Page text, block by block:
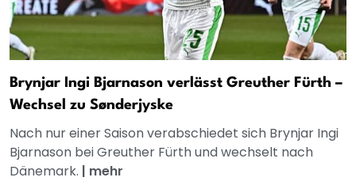
Brynjar Ingi Bjarnason verlässt Greuther Fürth –
Wechsel zu Sønderjyske
Nach nur einer Saison verabschiedet sich Brynjar Ingi
Bjarnason bei Greuther Fürth und wechselt nach
Dänemark. | mehr